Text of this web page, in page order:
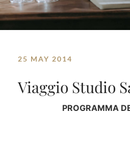
25 MAY 2014
Viaggio Studio
PROGRAMMA